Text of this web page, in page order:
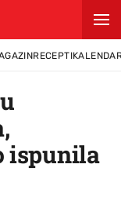
RECEPTI
ispunila